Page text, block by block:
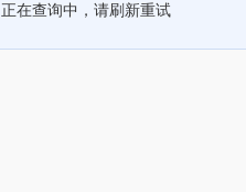
正在查询中，请刷新重试